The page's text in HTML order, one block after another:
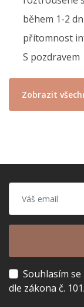
během 1-2
přítomnost
S pozdravem
Zobrazit
Souhlasím
dle zákona č.